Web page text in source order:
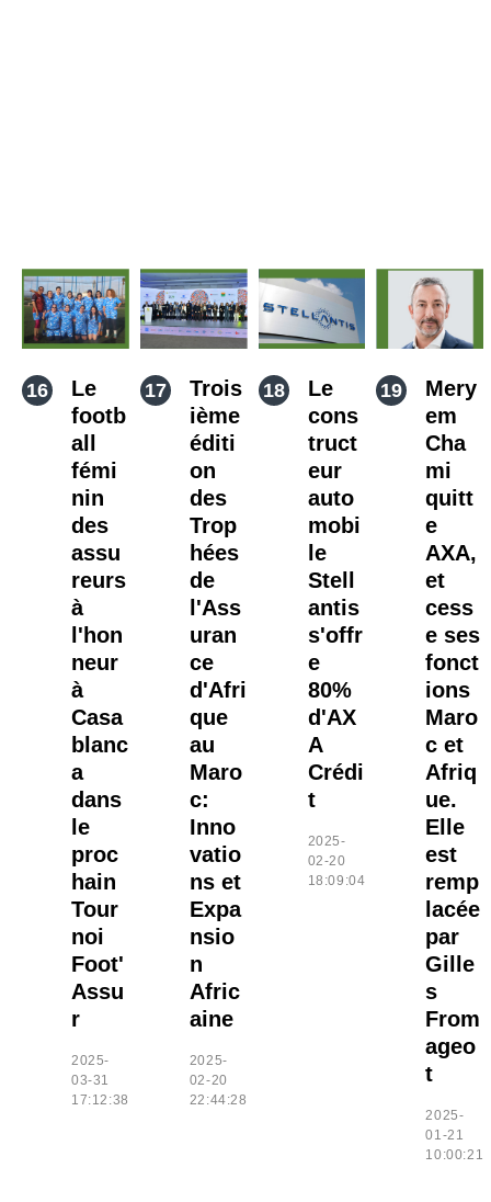
Le
footb
all
fémi
nin
des
assu
reurs
à
l'hon
neur
à
Casa
blanc
a
dans
le
proc
hain
Tour
noi
Foot'
Assu
r
2025-
03-31
17:12:38
Trois
ième
éditi
on
des
Trop
hées
de
l'Ass
uran
ce
d'Afri
que
au
Maro
c:
Inno
vatio
ns et
Expa
nsio
n
Afric
aine
2025-
02-20
22:44:28
Le
cons
truct
eur
auto
mobi
le
Stell
antis
s'offr
e
80%
d'AX
A
Crédi
t
2025-
02-20
18:09:04
Mery
em
Cha
mi
quitt
e
AXA,
et
cess
e ses
fonct
ions
Maro
c et
Afriq
ue.
Elle
est
remp
lacée
par
Gille
s
From
ageo
t
2025-
01-21
10:00:21